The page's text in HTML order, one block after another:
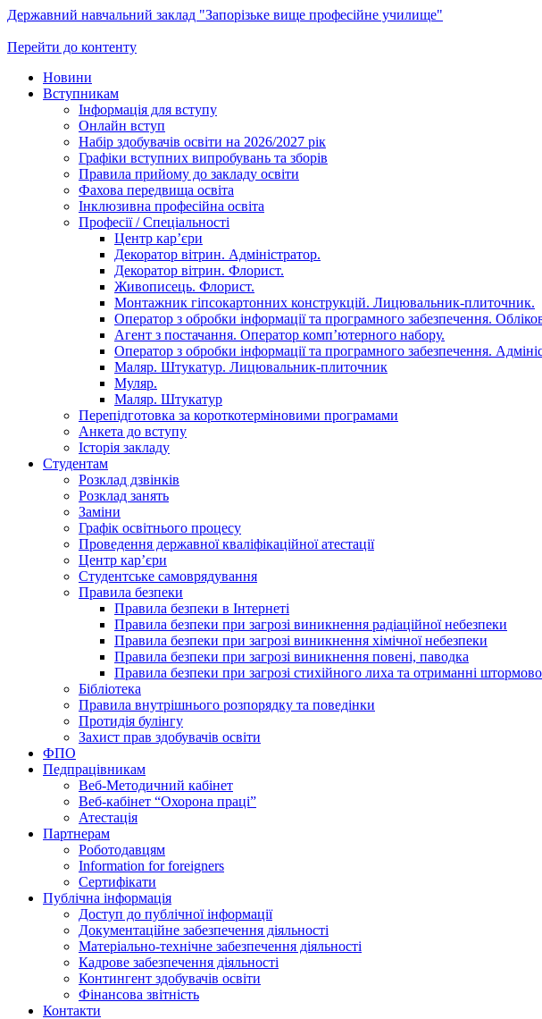
Державний навчальний заклад "Запорізьке вище професійне училище"
Перейти до контенту
Новини
Вступникам
Інформація для вступу
Онлайн вступ
Набір здобувачів освіти на 2026/2027 рік
Графіки вступних випробувань та зборів
Правила прийому до закладу освіти
Фахова передвища освіта
Інклюзивна професійна освіта
Професії / Спеціальності
Центр кар’єри
Декоратор вітрин. Адміністратор.
Декоратор вітрин. Флорист.
Живописець. Флорист.
Монтажник гіпсокартонних конструкцій. Лицювальник-плиточник.
Оператор з обробки інформації та програмного забезпечення.
Агент з постачання. Оператор комп’ютерного набору.
Оператор з обробки інформації та програмного забезпечення.
Маляр. Штукатур. Лицювальник-плиточник
Муляр.
Маляр. Штукатур
Перепідготовка за короткотерміновими програмами
Анкета до вступу
Історія закладу
Студентам
Розклад дзвінків
Розклад занять
Заміни
Графік освітнього процесу
Проведення державної кваліфікаційної атестації
Центр кар’єри
Студентське самоврядування
Правила безпеки
Правила безпеки в Інтернеті
Правила безпеки при загрозі виникнення радіаційної небезпеки
Правила безпеки при загрозі виникнення хімічної небезпеки
Правила безпеки при загрозі виникнення повені, паводка
Правила безпеки при загрозі стихійного лиха та отриманні
Бібліотека
Правила внутрішнього розпорядку та поведінки
Протидія булінгу
Захист прав здобувачів освіти
ФПО
Педпрацівникам
Веб-Методичний кабінет
Веб-кабінет “Охорона праці”
Атестація
Партнерам
Роботодавцям
Information for foreigners
Сертифікати
Публічна інформація
Доступ до публічної інформації
Документаційне забезпечення діяльності
Матеріально-технічне забезпечення діяльності
Кадрове забезпечення діяльності
Контингент здобувачів освіти
Фінансова звітність
Контакти